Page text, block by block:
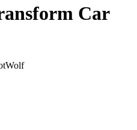
Car
Wolf